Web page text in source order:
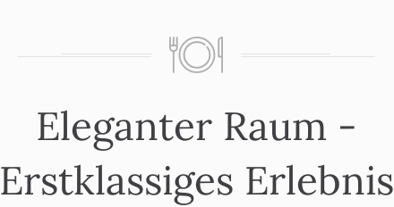
Eleganter Raum -
Erstklassiges Erlebnis